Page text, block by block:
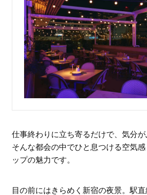
仕事終わりに立ち寄るだけで、気分が
そんな都会の中でひと息つける空気
ップの魅力です。
目の前にはきらめく新宿の夜景。駅